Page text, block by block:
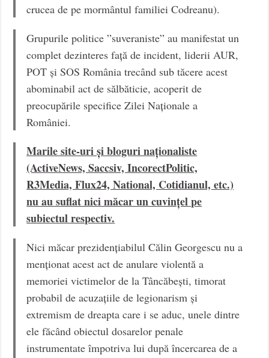
crucea de pe mormântul familiei Codreanu).
Grupurile politice ”suveraniste” au manifestat un
complet dezinteres față de incident, liderii AUR,
POT și SOS România trecând sub tăcere acest
abominabil act de sălbăticie, acoperit de
preocupările specifice Zilei Naționale a
României.
Marile site-uri și bloguri naționaliste
(ActiveNews, Saccsiv, IncorectPolitic,
R3Media, Flux24, National, Cotidianul, etc.)
nu au suflat nici măcar un cuvințel pe
subiectul respectiv.
Nici măcar prezidențiabilul Călin Georgescu nu a
menționat acest act de anulare violentă a
memoriei victimelor de la Tâncăbești, timorat
probabil de acuzațiile de legionarism și
extremism de dreapta care i se aduc, unele dintre
ele făcând obiectul dosarelor penale
instrumentate împotriva lui după încercarea de a